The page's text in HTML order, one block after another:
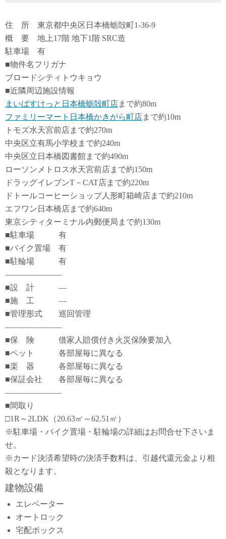
住 所 東京都中央区日本橋蛎殻町1-36-9
概 要 地上17階 地下1階 SRC造
駐車場 有
■物件名フリガナ
ブロードシティトウキョウ
■近隣周辺施設情報
まいばすけっと日本橋蛎殻町店まで約80m
ファミリーマート日本橋かきがら町店まで約10m
トモズ水天宮前店まで約270m
中央区立有馬小学校まで約240m
中央区立日本橋図書館まで約490m
ローソンメトロス水天宮前店まで約150m
ドラッグイレブンT－CAT店まで約220m
ドトールコーヒーショップ人形町箱崎店まで約210m
エフワン日本橋店まで約640m
東京シティターミナル内郵便局まで約130m
■駐車場 有
■バイク置場 有
■駐輪場 有
―――――――
■設 計 ―
■施 工 ―
■管理形式 巡回管理
―――――――
■保 険 借家人賠償付き火災保険要加入
■ペット 各部屋毎に異なる
■楽 器 各部屋毎に異なる
■保証会社 各部屋毎に異なる
―――――――
■間取り
□1R～2LDK（20.63㎡～62.51㎡）
※駐車場・バイク置場・駐輪場の詳細はお問合せ下さいま
せ。
※カード決済希望時の決済手数料は、引越代還元金より相
殺となります。
建物設備
エレベーター
オートロック
宅配ボックス